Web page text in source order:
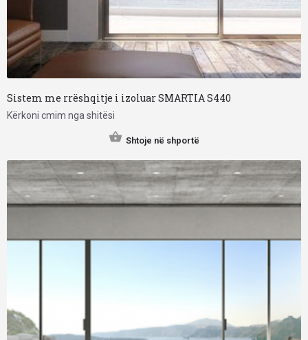
Sistem me rrëshqitje i izoluar SMARTIA S440
Kërkoni cmim nga shitësi
Shtoje në shportë